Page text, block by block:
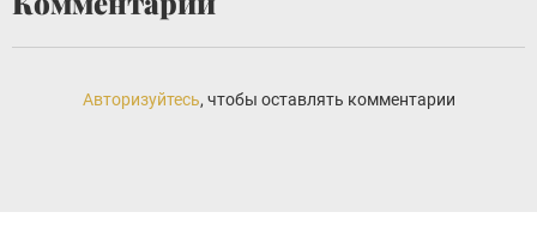
Авторизуйтесь, чтобы оставлять комментарии